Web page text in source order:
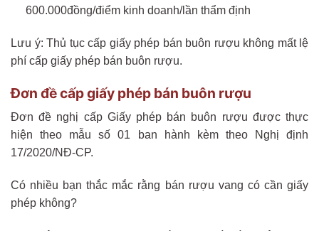
600.000đồng/điểm kinh doanh/lần thẩm định
Lưu ý: Thủ tục cấp giấy phép bán buôn rượu không mất lệ
phí cấp giấy phép bán buôn rượu.
Đơn đề cấp giấy phép bán buôn rượu
Đơn đề nghị cấp Giấy phép bán buôn rượu được thực
hiện theo mẫu số 01 ban hành kèm theo Nghị định
17/2020/NĐ-CP.
Có nhiều bạn thắc mắc rằng bán rượu vang có cần giấy
phép không?